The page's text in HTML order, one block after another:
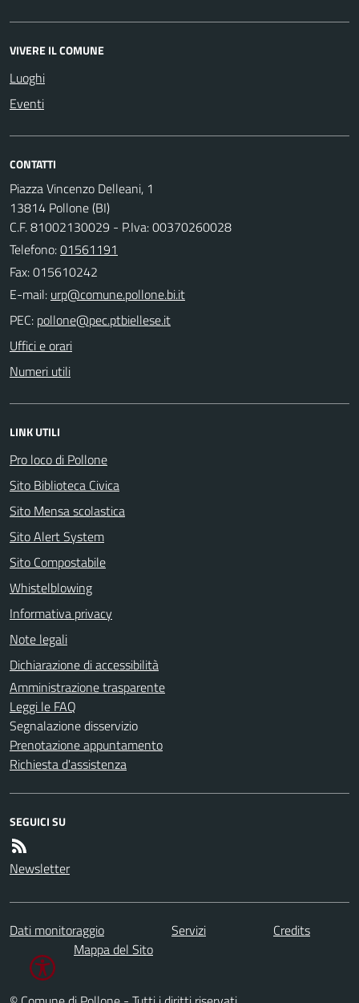
VIVERE IL COMUNE
Luoghi
Eventi
CONTATTI
Piazza Vincenzo Delleani, 1
13814 Pollone (BI)
C.F. 81002130029 - P.Iva: 00370260028
Telefono:01561191
Fax: 015610242
E-mail:
PEC:
Uffici e orari
Numeri utili
LINK UTILI
Pro loco di Pollone
Sito Biblioteca Civica
Sito Mensa scolastica
Sito Alert System
Sito Compostabile
Whistelblowing
Informativa privacy
Note legali
Dichiarazione di accessibilità
Amministrazione trasparente
Leggi le FAQ
Segnalazione disservizio
Prenotazione appuntamento
Richiesta d'assistenza
SEGUICI SU
Newsletter
Dati monitoraggio Servizi
Credits
Mappa del Sito